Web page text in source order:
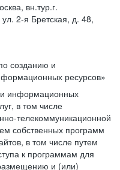
вн.тур.г.
2-я Бретская, д. 48,
созданию и
ресурсов»
информационных
в том числе
телекоммуникационной
собственных программ
в том числе путем
к программам для
и (или)